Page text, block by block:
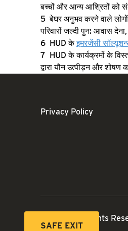
बच्चों और आन्य आश्रितों को
बेघर अनुभव करने वाले
परिवारों जल्दी पुन: आवास
HUD केइमरजेंसी
HUD के कार्यक्रमों के
द्वारा यौन उत्पीड़न और शोषण
Privacy Policy
© 2026. All Rights
SAFE EXIT